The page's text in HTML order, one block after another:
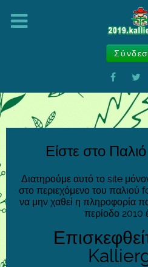
Είστε στο
Διατηρούμε αυτό το site
στο περιεχόμενο του παλιού
να μην χαθεί η πληροφορία
περίοδο 2010